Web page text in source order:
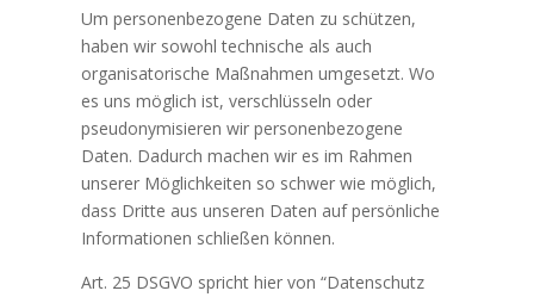
Um personenbezogene Daten zu schützen,
haben wir sowohl technische als auch
organisatorische Maßnahmen umgesetzt. Wo
es uns möglich ist, verschlüsseln oder
pseudonymisieren wir personenbezogene
Daten. Dadurch machen wir es im Rahmen
unserer Möglichkeiten so schwer wie möglich,
dass Dritte aus unseren Daten auf persönliche
Informationen schließen können.
Art. 25 DSGVO spricht hier von “Datenschutz